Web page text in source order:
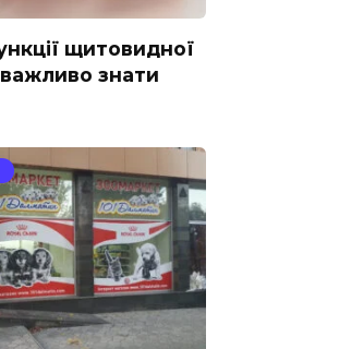
щитовидної
знати